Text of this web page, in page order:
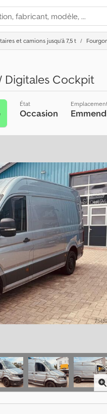
et camions jusqu’à 7,5 t
Digitales Cockpit
État
Occasion